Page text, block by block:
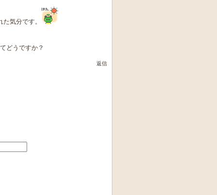
気分です。
どうですか？
返信